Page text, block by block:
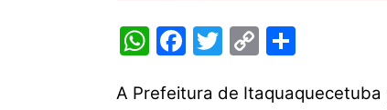
W
at
F
c
T
itt
C
p ar
A Prefeitura de Itaquaquecetuba